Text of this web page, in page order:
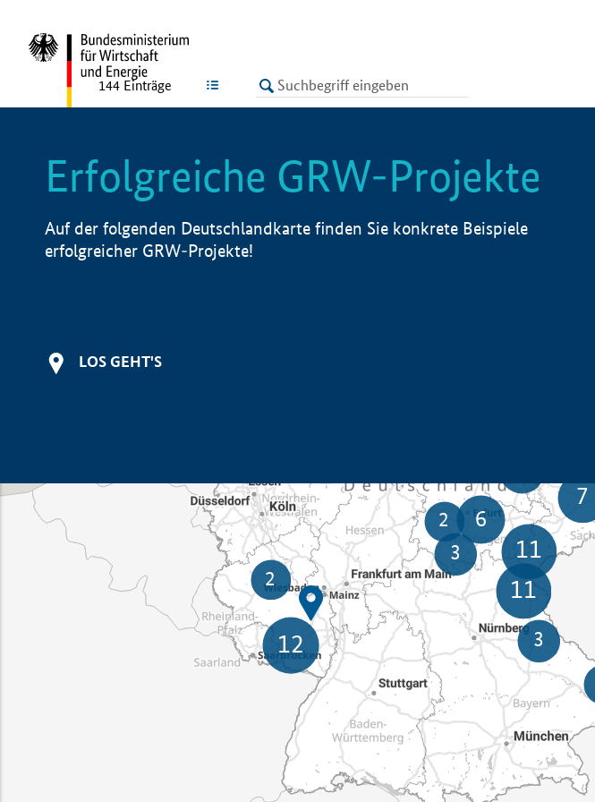
LISTE
144 Einträge
Erfolgreiche GRW-Projekte
Auf der folgenden Deutschlandkarte finden Sie konkrete Beispiele
erfolgreicher GRW-Projekte!
LOS GEHT'S